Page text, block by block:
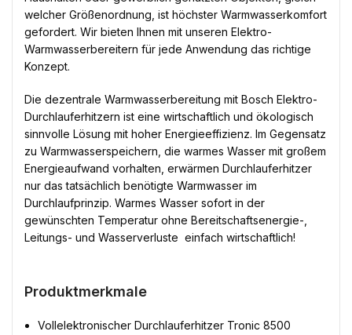
welcher Größenordnung, ist höchster Warmwasserkomfort
gefordert. Wir bieten Ihnen mit unseren Elektro-
Warmwasserbereitern für jede Anwendung das richtige
Konzept.
Die dezentrale Warmwasserbereitung mit Bosch Elektro-
Durchlauferhitzern ist eine wirtschaftlich und ökologisch
sinnvolle Lösung mit hoher Energieeffizienz. Im Gegensatz
zu Warmwasserspeichern, die warmes Wasser mit großem
Energieaufwand vorhalten, erwärmen Durchlauferhitzer
nur das tatsächlich benötigte Warmwasser im
Durchlaufprinzip. Warmes Wasser sofort in der
gewünschten Temperatur ohne Bereitschaftsenergie-,
Leitungs- und Wasserverluste  einfach wirtschaftlich!
Produktmerkmale
Vollelektronischer Durchlauferhitzer Tronic 8500